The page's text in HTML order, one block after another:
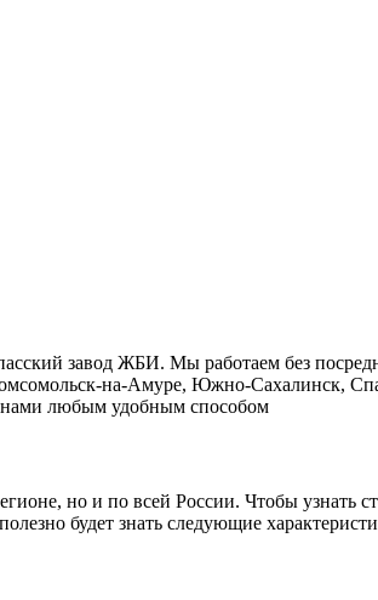
завод ЖБИ. Мы работаем без
на-Амуре, Южно-Сахалинск,
нами любым удобным способом
но и по всей России. Чтобы узнать
будет знать следующие